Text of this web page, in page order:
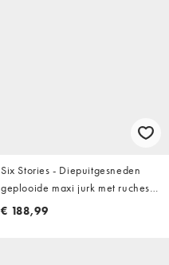
Six Stories - Diepuitgesneden
geplooide maxi jurk met ruches
in wit
€ 188,99